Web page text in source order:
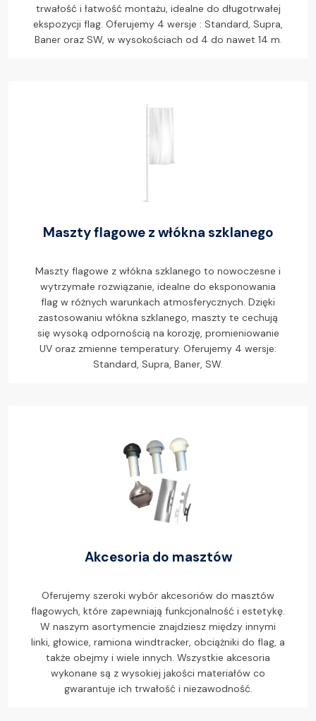
trwałość i łatwość montażu, idealne do długotrwałej
ekspozycji flag. Oferujemy 4 wersje : Standard, Supra,
Baner oraz SW, w wysokościach od 4 do nawet 14 m.
Maszty flagowe z włókna szklanego
Maszty flagowe z włókna szklanego to nowoczesne i
wytrzymałe rozwiązanie, idealne do eksponowania
flag w różnych warunkach atmosferycznych. Dzięki
zastosowaniu włókna szklanego, maszty te cechują
się wysoką odpornością na korozję, promieniowanie
UV oraz zmienne temperatury. Oferujemy 4 wersje:
Standard, Supra, Baner, SW.
Akcesoria do masztów
Oferujemy szeroki wybór akcesoriów do masztów
flagowych, które zapewniają funkcjonalność i estetykę.
W naszym asortymencie znajdziesz między innymi
linki, głowice, ramiona windtracker, obciążniki do flag, a
także obejmy i wiele innych. Wszystkie akcesoria
wykonane są z wysokiej jakości materiałów co
gwarantuje ich trwałość i niezawodność.